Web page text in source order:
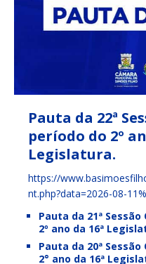
Pauta da 22ª
período do 2º
Legislatura.
https://
nt.php?data=2026-08-
Pauta da 21ª
2º ano da 16ª
Pauta da 20ª
2° ano da 16ª